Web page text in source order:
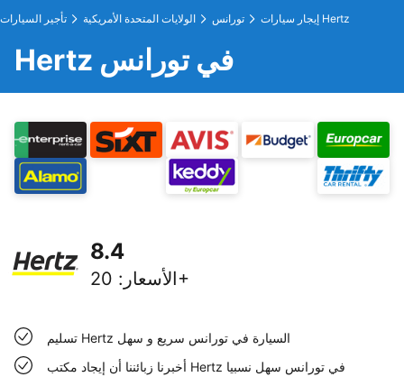
تأجير السيارات الولايات المتحدة الأمريكية تورانس إيجار سيارات Hertz
Hertz في تورانس
8.4
الأسعار : 20+
تسليم Hertz السيارة في تورانس سريع و سهل
أخبرنا زبائننا أن إيجاد مكتب Hertz في تورانس سهل نسبيا